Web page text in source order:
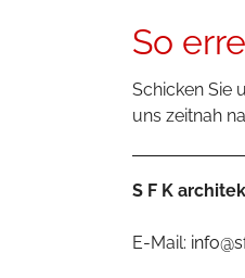
So
Schicken Sie
uns zeitnah
S F K
E-Mail: